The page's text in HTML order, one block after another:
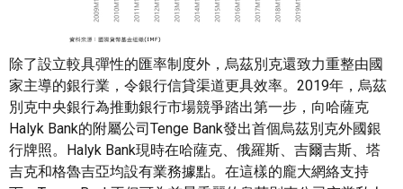
除了設立較具彈性的匯率制度外，烏茲別克還致力重整由國
家主導的銀行業，令銀行信貸渠道更具效率。2019年，烏茲
別克中央銀行為推動銀行市場競爭踏出第一步，向哈薩克
Halyk Bank的附屬公司Tenge Bank發出首個烏茲別克外國銀
行牌照。Halyk Bank現時在哈薩克、俄羅斯、吉爾吉斯、塔
吉克和格魯吉亞均設有業務據點。在這樣的龐大網絡支持